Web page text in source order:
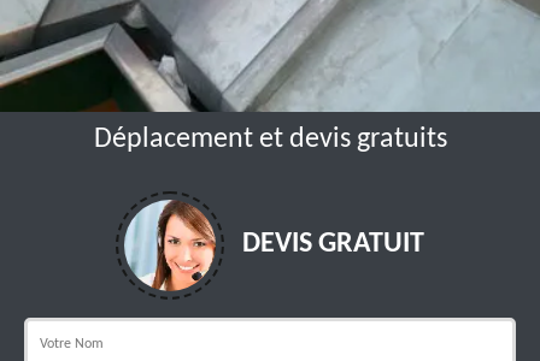
Déplacement et devis gratuits
DEVIS GRATUIT